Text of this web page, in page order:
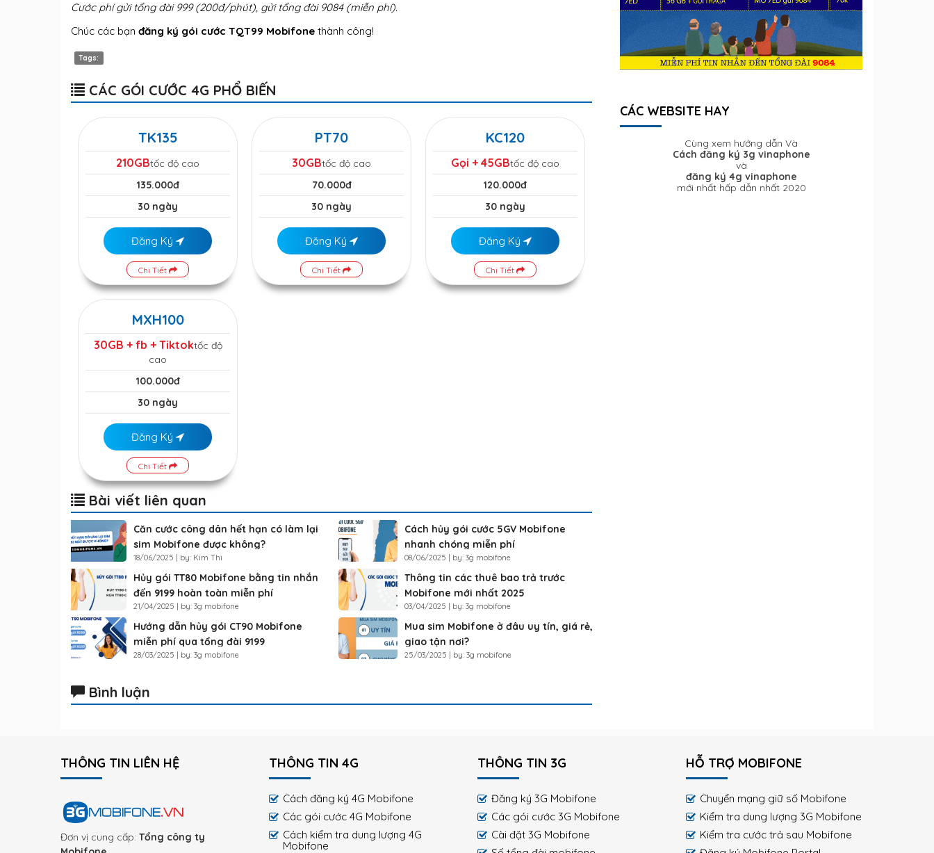
Cước phí gửi tổng đài 999 (200đ/phút), gửi tổng đài 9084 (miễn phí).
Chúc các bạn đăng ký gói cước TQT99 Mobifone thành công!
Tags:
CÁC GÓI CƯỚC 4G PHỔ BIẾN
TK135
210GBtốc độ cao
135.000đ
30 ngày
Đăng Ký
Chi Tiết
PT70
30GBtốc độ cao
70.000đ
30 ngày
Đăng Ký
Chi Tiết
KC120
Gọi + 45GBtốc độ cao
120.000đ
30 ngày
Đăng Ký
Chi Tiết
MXH100
30GB + fb + Tiktoktốc độ
cao
100.000đ
30 ngày
Đăng Ký
Chi Tiết
Bài viết liên quan
Căn cước công dân hết hạn có làm lại
sim Mobifone được không?
18/06/2025 | by: Kim Thi
Cách hủy gói cước 5GV Mobifone
nhanh chóng miễn phí
08/06/2025 | by: 3g mobifone
Hủy gói TT80 Mobifone bằng tin nhắn
đến 9199 hoàn toàn miễn phí
21/04/2025 | by: 3g mobifone
Thông tin các thuê bao trả trước
Mobifone mới nhất 2025
03/04/2025 | by: 3g mobifone
Hướng dẫn hủy gói CT90 Mobifone
miễn phí qua tổng đài 9199
28/03/2025 | by: 3g mobifone
Mua sim Mobifone ở đâu uy tín, giá rẻ,
giao tận nơi?
25/03/2025 | by: 3g mobifone
Bình luận
CÁC WEBSITE HAY
Cùng xem hướng dẫn Và
Cách đăng ký 3g vinaphone
và
đăng ký 4g vinaphone
mới nhất hấp dẫn nhất 2020
THÔNG TIN LIÊN HỆ
Đơn vị cung cấp: Tổng công ty
THÔNG TIN 4G
Cách đăng ký 4G Mobifone
Các gói cước 4G Mobifone
Cách kiểm tra dung lượng 4G
Mobifone
THÔNG TIN 3G
Đăng ký 3G Mobifone
Các gói cước 3G Mobifone
Cài đặt 3G Mobifone
HỖ TRỢ MOBIFONE
Chuyển mạng giữ số Mobifone
Kiểm tra dung lượng 3G Mobifone
Kiểm tra cước trả sau Mobifone